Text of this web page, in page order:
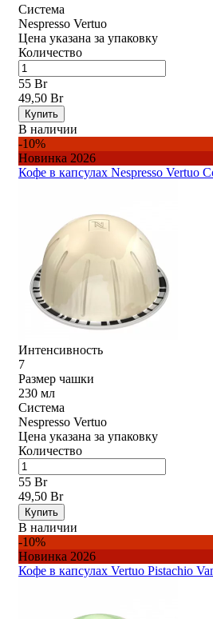
Система
Nespresso Vertuo
Цена указана за упаковку
Количество
55 Br
49,50 Br
Купить
В наличии
-10%
Новинка 2026
Кофе в капсулах Nespresso Vertuo
Интенсивность
7
Размер чашки
230 мл
Система
Nespresso Vertuo
Цена указана за упаковку
Количество
55 Br
49,50 Br
Купить
В наличии
-10%
Новинка 2026
Кофе в капсулах Vertuo Pistachio